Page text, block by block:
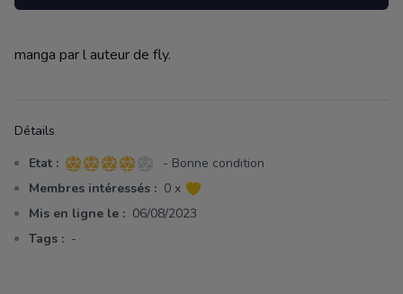
Description
manga par l auteur de fly.
Détails
Etat : 4 sur 5 étoiles
- Bonne condition
Membres intéressés : 0 x
Mis en ligne le : 06/08/2023
Tags : -